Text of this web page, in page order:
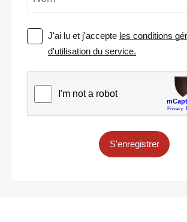
J'ai lu et j'accepte les conditions
d'utilisation du service.
S'enregistrer